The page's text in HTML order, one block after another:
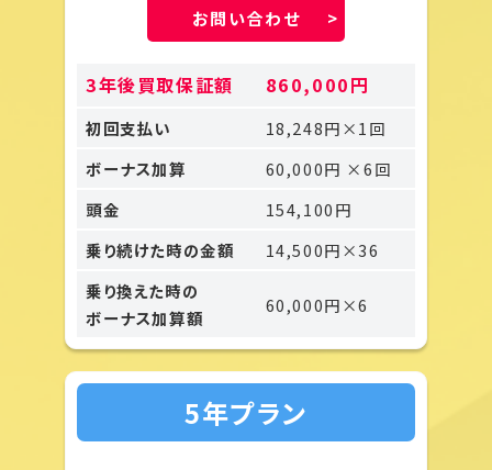
お問い合わせ
3年後買取保証額 860,000円
初回支払い
18,248円×1回
ボーナス加算
60,000円 ×6回
頭金
154,100円
乗り続けた時の金額
14,500円×36
乗り換えた時の
ボーナス加算額
60,000円×6
5年プラン